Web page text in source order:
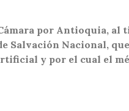
por Antioquia, al
Salvación Nacional,
y por el cual el